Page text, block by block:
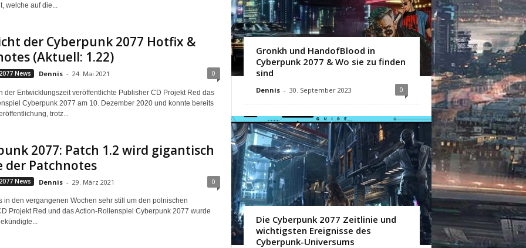
welche auf die...
der Cyberpunk 2077 Hotfix &
(Aktuell: 1.22)
News Dennis - 24. Mai 2021 0
der Entwicklungszeit veröffentlichte Publisher CD Projekt Red das
Cyberpunk 2077 am 10. Dezember 2020 und konnte bereits
trotz...
2077: Patch 1.2 wird gigantisch
der Patchnotes
News Dennis - 29. März 2021 0
in den vergangenen Wochen sehr still um den polnischen
Projekt Red und das Action-Rollenspiel Cyberpunk 2077 wurde
Gronkh und HandofBlood in
Cyberpunk 2077 & Wo sie zu finden
sind
Dennis - 30. September 2023 0
Die Cyberpunk 2077 Zeitlinie und
wichtigsten Ereignisse des
Cyberpunk-Universums